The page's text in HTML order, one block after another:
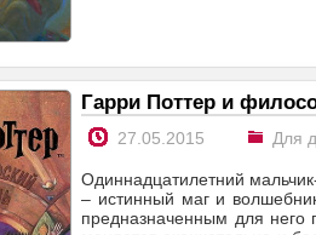
Гарри Поттер и
27.05.2015 Для
Одиннадцатилетний
– истинный маг и
предназначенным для него